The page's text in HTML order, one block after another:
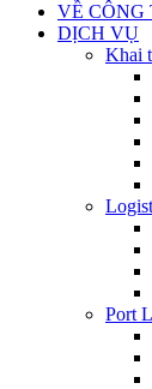
VỀ CÔNG
DỊCH VỤ
Khai
Port